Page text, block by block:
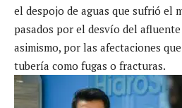
el despojo de aguas que sufrió el
pasados por el desvío del
asimismo, por las afectaciones
tubería como fugas o fracturas.